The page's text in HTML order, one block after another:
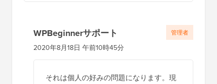
WPBeginnerサポート
2020年8月18日 午前10時45分
それは個人の好みの問題になります。現
管理者